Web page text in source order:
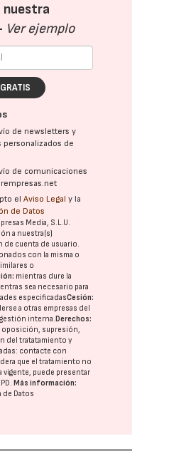
nuestra
Ver ejemplo
de newsletters y
personalizados de
de comunicaciones
elAviso Legal y la
de Datos
Media, S.L.U.
a nuestra(s)
cuenta de usuario.
con la misma o
o
mientras dure la
sea necesario para
especificadasCesión:
a otras empresas del
interna.Derechos:
supresión,
del tratatamiento y
contacte con
que el tratamiento no
vigente, puede presentar
.Más información:
Datos